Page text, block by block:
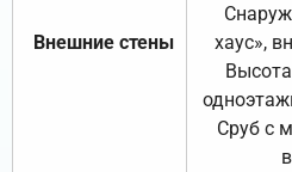
Внешние стены
хаус»,
Сруб с